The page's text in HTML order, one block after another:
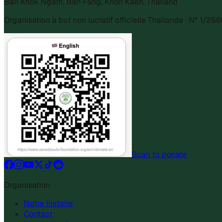
Organisation à but non lucratif officielle Thaïlande · N° 1/
Scan to donate
Organisation
Notre histoire
Contact